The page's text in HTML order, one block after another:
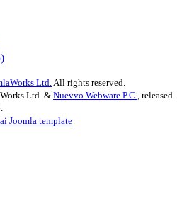
Ltd. All rights reserved.
Ltd. & Nuevvo Webware P.C.
, released
Joomla template